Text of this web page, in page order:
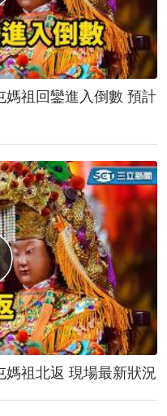
媽祖回鑾進入倒數 預計
媽祖北返 現場最新狀況